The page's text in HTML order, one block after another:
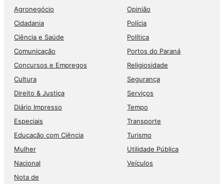
Agronegócio
Cidadania
Ciência e Saúde
Comunicação
Concursos e Empregos
Cultura
Direito & Justiça
Diário Impresso
Especiais
Educação com Ciência
Mulher
Nacional
Nota de
Opinião
Polícia
Política
Portos do Paraná
Religiosidade
Segurança
Serviços
Tempo
Transporte
Turismo
Utilidade Pública
Veículos